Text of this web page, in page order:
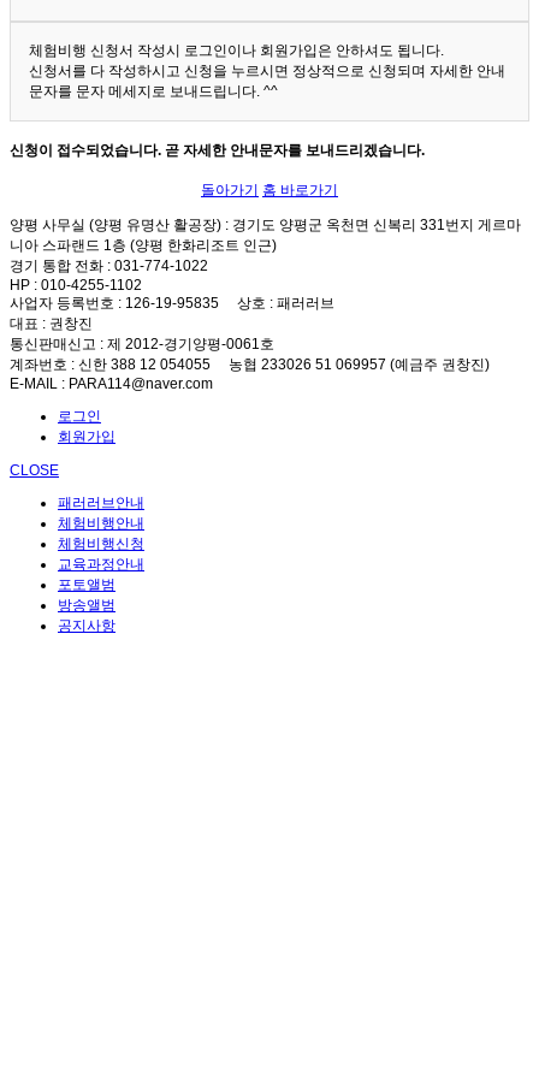
체험비행 신청서 작성시 로그인이나 회원가입은 안하셔도 됩니다.
신청서를 다 작성하시고 신청을 누르시면 정상적으로 신청되며 자세한 안내
문자를 문자 메세지로 보내드립니다. ^^
신청이 접수되었습니다. 곧 자세한 안내문자를 보내드리겠습니다.
돌아가기 홈 바로가기
양평 사무실 (양평 유명산 활공장) : 경기도 양평군 옥천면 신복리 331번지 게르마
니아 스파랜드 1층 (양평 한화리조트 인근)
경기 통합 전화 : 031-774-1022
HP : 010-4255-1102
사업자 등록번호 : 126-19-95835 상호 : 패러러브
대표 : 권창진
통신판매신고 : 제 2012-경기양평-0061호
계좌번호 : 신한 388 12 054055 농협 233026 51 069957 (예금주 권창진)
E-MAIL : PARA114@naver.com
로그인
회원가입
CLOSE
패러러브안내
체험비행안내
체험비행신청
교육과정안내
포토앨범
방송앨범
공지사항